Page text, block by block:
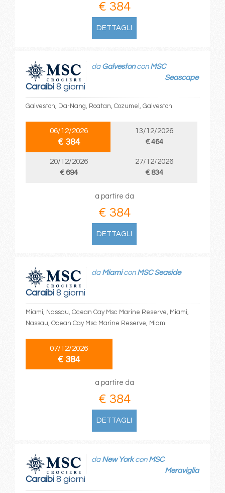
€ 384
DETTAGLI
Caraibi8 giorni
da Galvestoncon MSC
Seascape
Galveston, Da-Nang, Roatan, Cozumel, Galveston
06/12/2026
€ 384
13/12/2026
€ 464
20/12/2026
€ 694
27/12/2026
€ 834
a partire da
€ 384
DETTAGLI
Caraibi8 giorni
da Miamicon MSC Seaside
Miami, Nassau, Ocean Cay Msc Marine Reserve, Miami,
Nassau, Ocean Cay Msc Marine Reserve, Miami
07/12/2026
€ 384
a partire da
€ 384
DETTAGLI
Caraibi8 giorni
da New Yorkcon MSC
Meraviglia